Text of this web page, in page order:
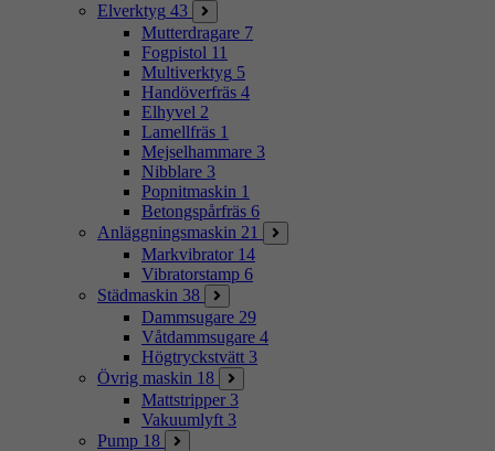
Elverktyg 43
Mutterdragare 7
Fogpistol 11
Multiverktyg 5
Handöverfräs 4
Elhyvel 2
Lamellfräs 1
Mejselhammare 3
Nibblare 3
Popnitmaskin 1
Betongspårfräs 6
Anläggningsmaskin 21
Markvibrator 14
Vibratorstamp 6
Städmaskin 38
Dammsugare 29
Våtdammsugare 4
Högtryckstvätt 3
Övrig maskin 18
Mattstripper 3
Vakuumlyft 3
Pump 18